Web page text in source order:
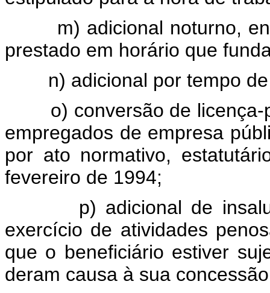
m) adicional noturno,
prestado em horário que
n) adicional por tempo de
o) conversão de licença-
empregados de empresa
por ato normativo,
fevereiro de 1994;
p) adicional de
exercício de atividades
que o beneficiário estiver
deram causa à sua